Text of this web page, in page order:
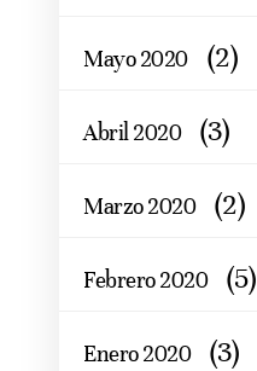
Mayo 2020 (2)
Abril 2020 (3)
Marzo 2020 (2)
Febrero 2020 (5)
Enero 2020 (3)